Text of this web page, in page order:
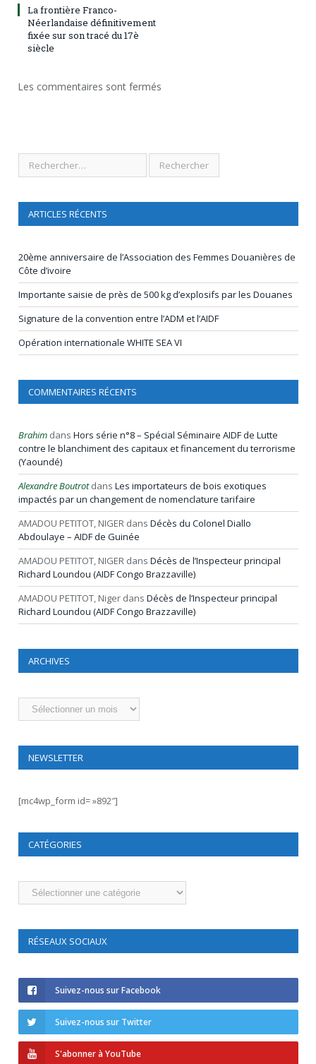
La frontière Franco-
Néerlandaise définitivement
fixée sur son tracé du 17è
siècle
Les commentaires sont fermés
ARTICLES RÉCENTS
20ème anniversaire de l’Association des Femmes Douanières de
Côte d’ivoire
Importante saisie de près de 500 kg d’explosifs par les Douanes
Signature de la convention entre l’ADM et l’AIDF
Opération internationale WHITE SEA VI
COMMENTAIRES RÉCENTS
Brahim dans Hors série n°8 – Spécial Séminaire AIDF de Lutte
contre le blanchiment des capitaux et financement du terrorisme
(Yaoundé)
Alexandre Boutrotdans Les importateurs de bois exotiques
impactés par un changement de nomenclature tarifaire
AMADOU PETITOT, NIGER dans Décès du Colonel Diallo
Abdoulaye – AIDF de Guinée
AMADOU PETITOT, NIGER dans Décès de l’Inspecteur principal
Richard Loundou (AIDF Congo Brazzaville)
AMADOU PETITOT, Niger dans Décès de l’Inspecteur principal
Richard Loundou (AIDF Congo Brazzaville)
ARCHIVES
Archives
NEWSLETTER
[mc4wp_form id= »892″]
CATÉGORIES
Catégories
RÉSEAUX SOCIAUX
Suivez-nous sur Facebook
Suivez-nous sur Twitter
S'abonner à YouTube